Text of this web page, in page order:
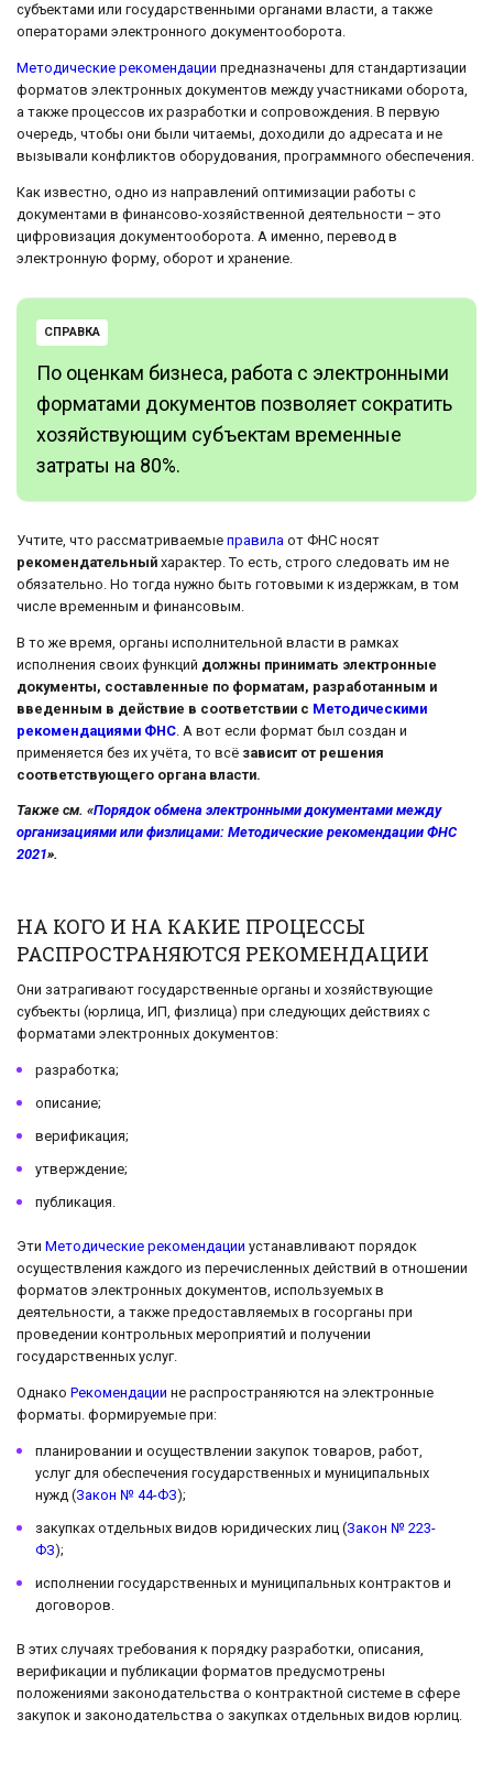
субъектами или государственными органами власти, а также
операторами электронного документооборота.
Методические рекомендации предназначены для стандартизации
форматов электронных документов между участниками оборота,
а также процессов их разработки и сопровождения. В первую
очередь, чтобы они были читаемы, доходили до адресата и не
вызывали конфликтов оборудования, программного обеспечения.
Как известно, одно из направлений оптимизации работы с
документами в финансово-хозяйственной деятельности – это
цифровизация документооборота. А именно, перевод в
электронную форму, оборот и хранение.
СПРАВКА
По оценкам бизнеса, работа с электронными
форматами документов позволяет сократить
хозяйствующим субъектам временные
затраты на 80%.
Учтите, что рассматриваемые правила от ФНС носят
рекомендательный характер. То есть, строго следовать им не
обязательно. Но тогда нужно быть готовыми к издержкам, в том
числе временным и финансовым.
В то же время, органы исполнительной власти в рамках
исполнения своих функций должны принимать электронные
документы, составленные по форматам, разработанным и
введенным в действие в соответствии с Методическими
рекомендациями ФНС . А вот если формат был создан и
применяется без их учёта, то всё зависит от решения
соответствующего органа власти.
Также см. «Порядок обмена электронными документами между
организациями или физлицами: Методические рекомендации ФНС
2021».
НА КОГО И НА КАКИЕ ПРОЦЕССЫ
РАСПРОСТРАНЯЮТСЯ РЕКОМЕНДАЦИИ
Они затрагивают государственные органы и хозяйствующие
субъекты (юрлица, ИП, физлица) при следующих действиях с
форматами электронных документов:
разработка;
описание;
верификация;
утверждение;
публикация.
Эти Методические рекомендации устанавливают порядок
осуществления каждого из перечисленных действий в отношении
форматов электронных документов, используемых в
деятельности, а также предоставляемых в госорганы при
проведении контрольных мероприятий и получении
государственных услуг.
Однако Рекомендации не распространяются на электронные
форматы. формируемые при:
планировании и осуществлении закупок товаров, работ,
услуг для обеспечения государственных и муниципальных
нужд (Закон № 44-ФЗ);
закупках отдельных видов юридических лиц (Закон № 223-
ФЗ);
исполнении государственных и муниципальных контрактов и
договоров.
В этих случаях требования к порядку разработки, описания,
верификации и публикации форматов предусмотрены
положениями законодательства о контрактной системе в сфере
закупок и законодательства о закупках отдельных видов юрлиц.